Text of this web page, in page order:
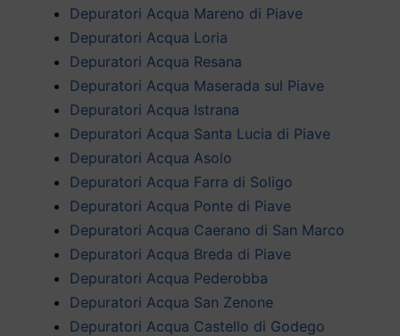
Depuratori Acqua Mareno di Piave
Depuratori Acqua Loria
Depuratori Acqua Resana
Depuratori Acqua Maserada sul Piave
Depuratori Acqua Istrana
Depuratori Acqua Santa Lucia di Piave
Depuratori Acqua Asolo
Depuratori Acqua Farra di Soligo
Depuratori Acqua Ponte di Piave
Depuratori Acqua Caerano di San Marco
Depuratori Acqua Breda di Piave
Depuratori Acqua Pederobba
Depuratori Acqua San Zenone
Depuratori Acqua Castello di Godego